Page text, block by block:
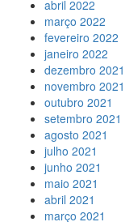
abril 2022
março 2022
fevereiro 2022
janeiro 2022
dezembro 2021
novembro 2021
outubro 2021
setembro 2021
agosto 2021
julho 2021
junho 2021
maio 2021
abril 2021
março 2021